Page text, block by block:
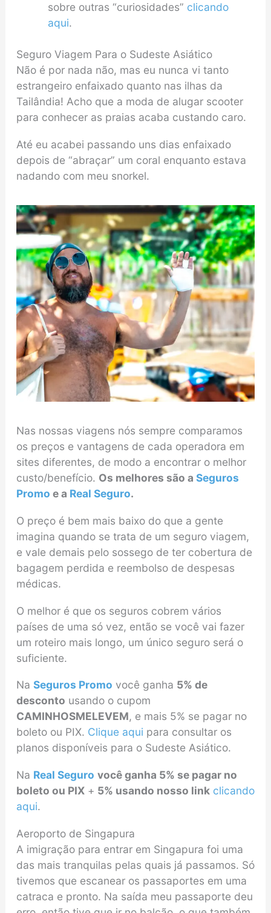
sobre outras “curiosidades” clicando
aqui.
Seguro Viagem Para o Sudeste Asiático
Não é por nada não, mas eu nunca vi tanto
estrangeiro enfaixado quanto nas ilhas da
Tailândia! Acho que a moda de alugar scooter
para conhecer as praias acaba custando caro.
Até eu acabei passando uns dias enfaixado
depois de “abraçar” um coral enquanto estava
nadando com meu snorkel.
Nas nossas viagens nós sempre comparamos
os preços e vantagens de cada operadora em
sites diferentes, de modo a encontrar o melhor
custo/benefício. Os melhores são a Seguros
Promo e a Real Seguro.
O preço é bem mais baixo do que a gente
imagina quando se trata de um seguro viagem,
e vale demais pelo sossego de ter cobertura de
bagagem perdida e reembolso de despesas
médicas.
O melhor é que os seguros cobrem vários
países de uma só vez, então se você vai fazer
um roteiro mais longo, um único seguro será o
suficiente.
Na Seguros Promo você ganha 5% de
desconto usando o cupom
CAMINHOSMELEVEM, e mais 5% se pagar no
boleto ou PIX. Clique aqui para consultar os
planos disponíveis para o Sudeste Asiático.
Na Real Seguro você ganha 5% se pagar no
boleto ou PIX+ 5% usando nosso link clicando
aqui.
Aeroporto de Singapura
A imigração para entrar em Singapura foi uma
das mais tranquilas pelas quais já passamos. Só
tivemos que escanear os passaportes em uma
catraca e pronto. Na saída meu passaporte deu